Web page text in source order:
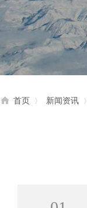
首页 》 新闻资讯 》